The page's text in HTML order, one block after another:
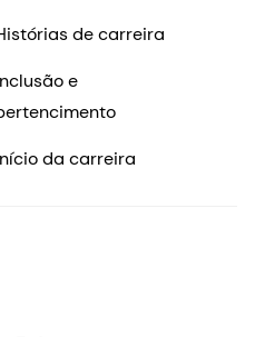
de carreira
e
da carreira